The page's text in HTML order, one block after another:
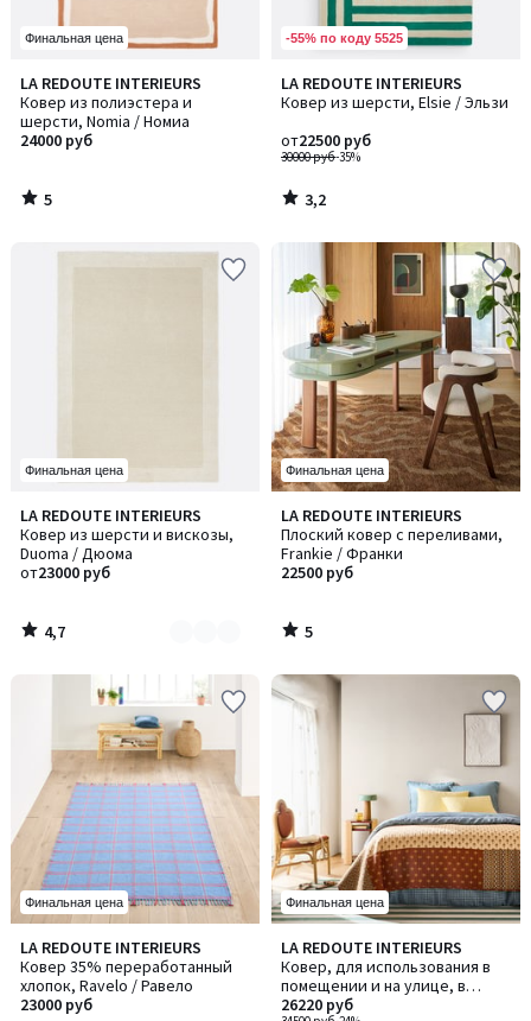
Финальная цена
LA REDOUTE INTERIEURS
Ковер из полиэстера и
шерсти, Nomia / Номиа
24000 руб
5
/
5
5
/
-55% по коду 5525
LA REDOUTE INTERIEURS
Ковер из шерсти, Elsie / Эльзи
30000 руб-35%
от22500 руб
3,2
/ 5
3,2
/
Финальная цена
LA REDOUTE INTERIEURS
Ковер из шерсти и вискозы,
Duoma / Дюома
от23000 руб
4,7
/ 5
Количество
цветов:
2
4,7
/
Финальная цена
LA REDOUTE INTERIEURS
Плоский ковер с переливами,
Frankie / Франки
22500 руб
5
/
5
5
/
Финальная цена
LA REDOUTE INTERIEURS
Ковер 35% переработанный
хлопок, Ravelo / Равело
23000 руб
Финальная цена
LA REDOUTE INTERIEURS
Ковер, для использования в
помещении и на улице, в
полоску, HENDAYE / ХЕНДАЙ
26220 руб
1
/
5